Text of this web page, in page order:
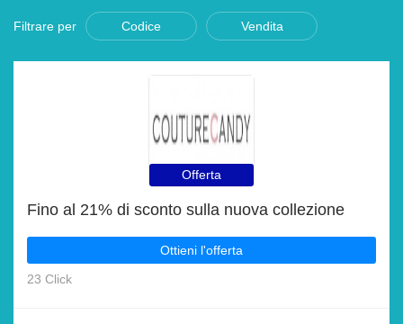
Filtrare per Codice Vendita
Offerta
Fino al 21% di sconto sulla nuova collezione
Ottieni l'offerta
23 Click